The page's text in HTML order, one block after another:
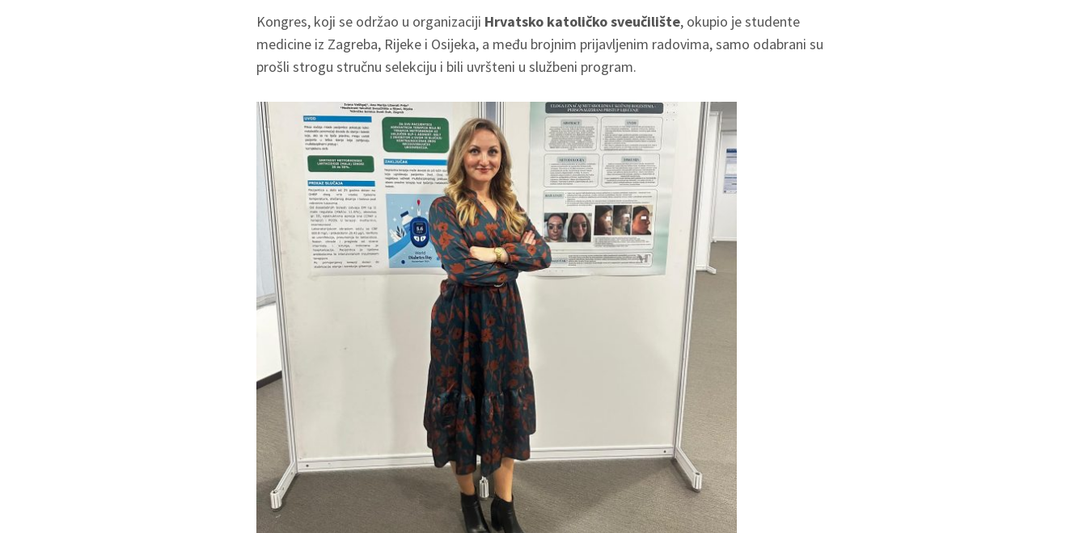
Kongres, koji se održao u organizaciji Hrvatsko katoličko sveučilište, okupio je studente
medicine iz Zagreba, Rijeke i Osijeka, a među brojnim prijavljenim radovima, samo odabrani su
prošli strogu stručnu selekciju i bili uvršteni u službeni program.